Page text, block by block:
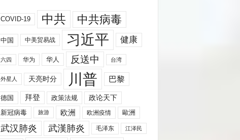
COVID-19 中共 中共病毒
中国 中美贸易战 习近平 健康
六四 华为 华人 反送中 台湾
外星人 天亮时分 川普 巴黎
德国 拜登 政策法规
政论天下
新冠病毒
旅游 欧洲 欧洲疫情 歐洲
武汉肺炎 武漢肺炎 毛泽东 江泽民